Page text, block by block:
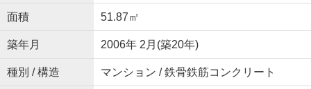
面積 51.87㎡
築年月 2006年 2月(築20年)
種別 / 構造 マンション / 鉄骨鉄筋コンクリート